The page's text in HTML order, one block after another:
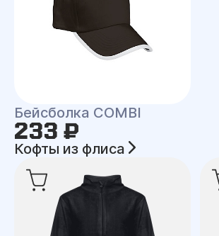
Бейсболка COMBI
233 ₽
Кофты из флиса